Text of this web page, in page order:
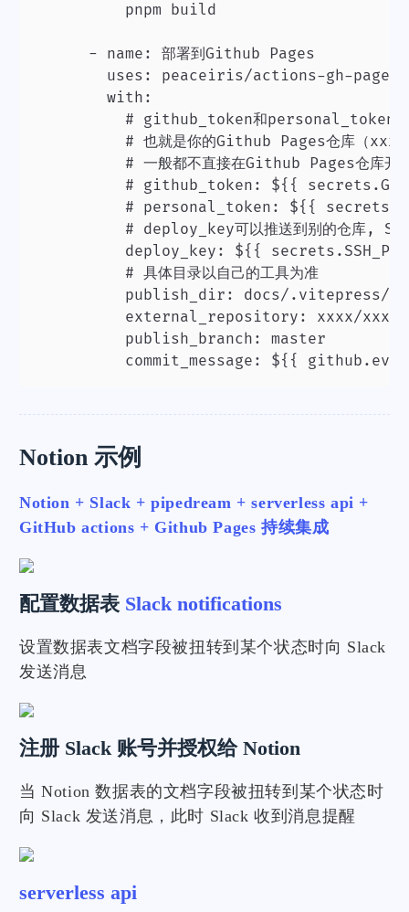
          pnpm build
      - name: 部署到Github Pages
uses: peaceiris/actions-gh-
        with:
# github_token和personal_token适
# 也就是你的Github Pages仓库（
# 一般都不直接在Github Pages仓库开
# github_token: ${{
# personal_token: ${{
# deploy_key可以推送到别的仓库,
deploy_key: ${{
          # 具体目录以自己的工具为准
publish_dir: docs/.vitepress/
external_repository: xxxx/
          publish_branch: master
commit_message: ${{
Notion 示例
Notion + Slack + pipedream + serverless api +
GitHub actions + Github Pages 持续集成
配置数据表 Slack notifications
设置数据表文档字段被扭转到某个状态时向 Slack
发送消息
注册 Slack 账号并授权给 Notion
当 Notion 数据表的文档字段被扭转到某个状态时
向 Slack 发送消息，此时 Slack 收到消息提醒
serverless api